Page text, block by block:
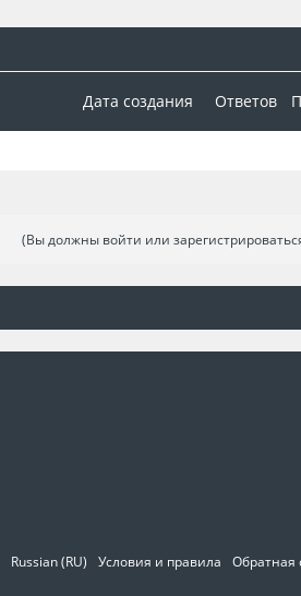
Дата создания Ответов
(Вы должны войти или
Russian (RU) Условия и правила Обратная